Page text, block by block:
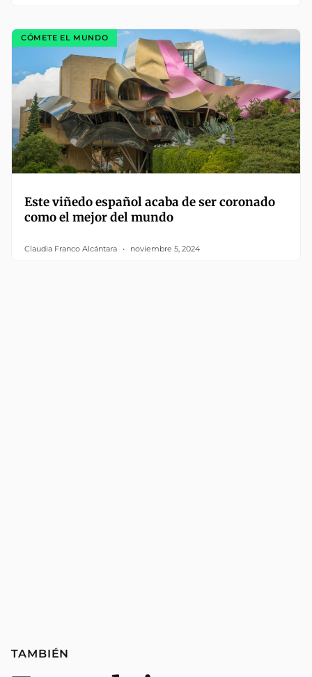
CÓMETE EL MUNDO
Este viñedo español acaba de ser coronado
como el mejor del mundo
Claudia Franco Alcántara noviembre 5, 2024
TAMBIÉN